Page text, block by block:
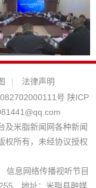
|
法律声明
号 陕ICP
及米脂新闻网各种新闻
权所有，未经协议授权
息网络传播视听节目
地址：米脂县融媒